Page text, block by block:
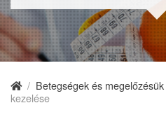
/ Betegségek és megelőzésük
kezelése